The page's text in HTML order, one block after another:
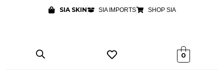
SIA SKIN SIA IMPORTS SHOP SIA
0